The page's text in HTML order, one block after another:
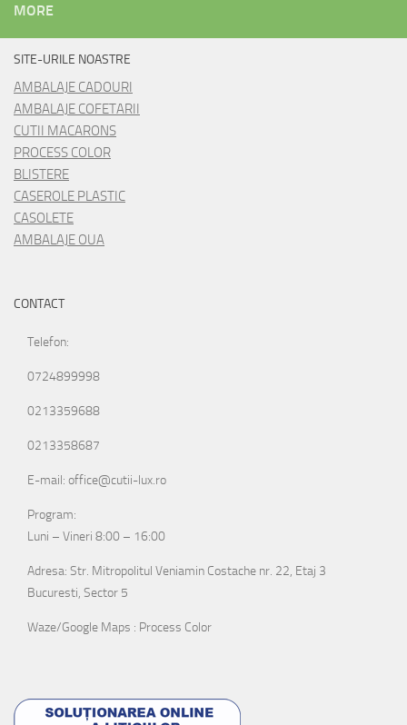
MORE
SITE-URILE NOASTRE
AMBALAJE CADOURI
AMBALAJE COFETARII
CUTII MACARONS
PROCESS COLOR
BLISTERE
CASEROLE PLASTIC
CASOLETE
AMBALAJE OUA
CONTACT
Telefon:
0724899998
0213359688
0213358687
E-mail: office@cutii-lux.ro
Program:
Luni – Vineri 8:00 – 16:00
Adresa: Str. Mitropolitul Veniamin Costache nr. 22, Etaj 3
Bucuresti, Sector 5
Waze/Google Maps : Process Color